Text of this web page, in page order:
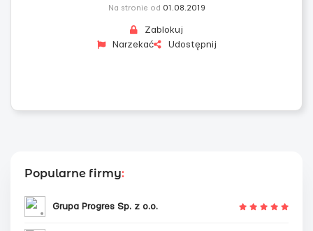
Na stronie od 01.08.2019
Zablokuj
Narzekać
Udostępnij
Popularne firmy:
Grupa Progres Sp. z o.o.